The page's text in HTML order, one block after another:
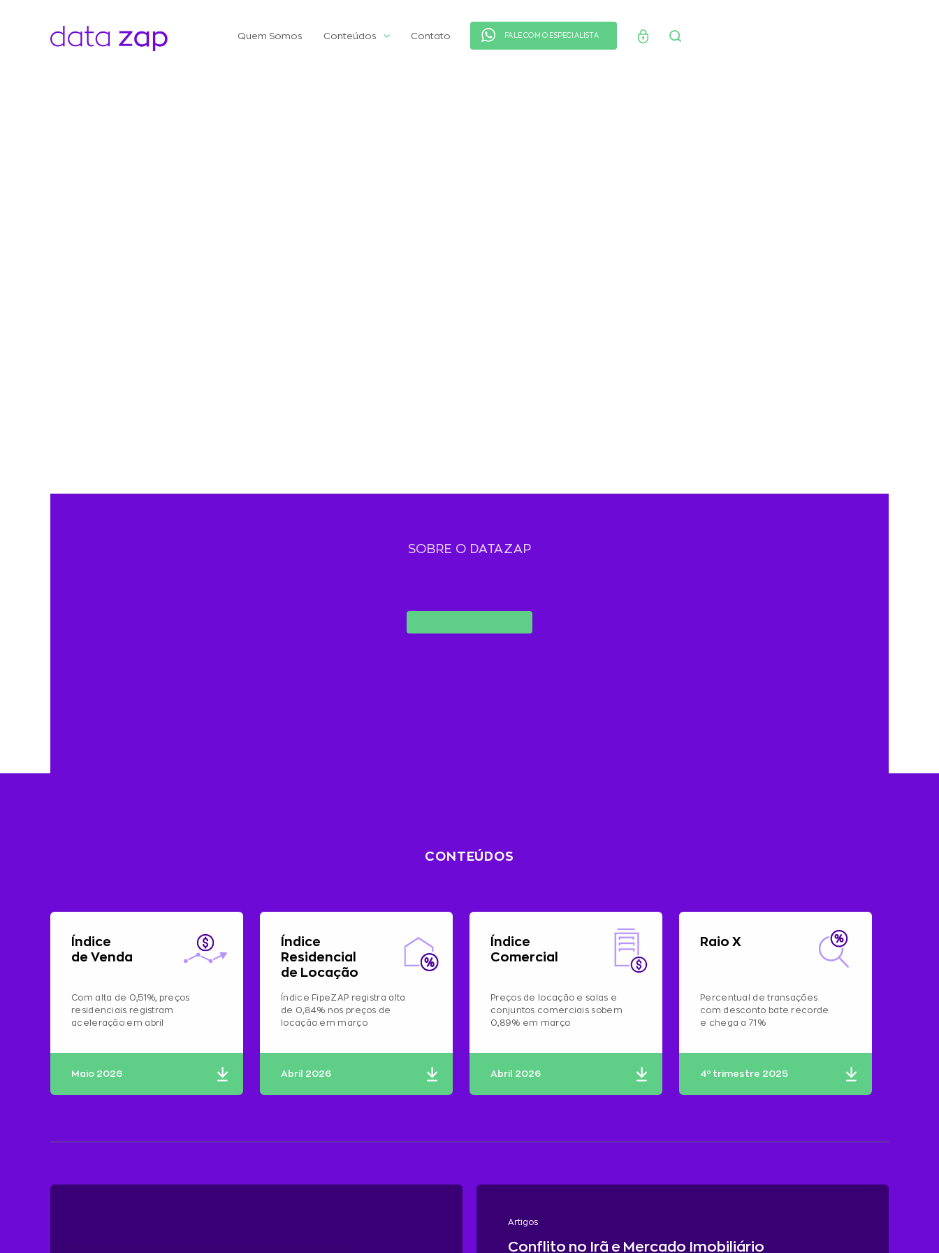
Quem Somos Conteúdos Contato FALE COM O ESPECIALISTA
SOBRE O DATAZAP
CONTEÚDOS
Índice
de Venda
Com alta de 0,51%, preços
residenciais registram
aceleração em abril
Maio 2026
Índice
Residencial
de Locação
Índice FipeZAP registra alta
de 0,84% nos preços de
locação em março
Abril 2026
Índice
Comercial
Preços de locação e salas e
conjuntos comerciais sobem
0,89% em março
Abril 2026
Raio X
Percentual de transações
com desconto bate recorde
e chega a 71%
4º trimestre 2025
Artigos
Conflito no Irã e Mercado Imobiliário